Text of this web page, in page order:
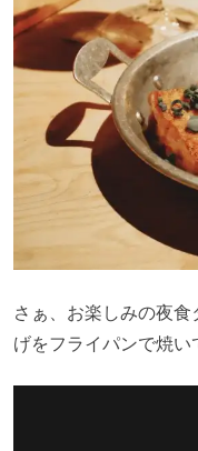
さぁ、お楽しみの夜
げをフライパンで焼い